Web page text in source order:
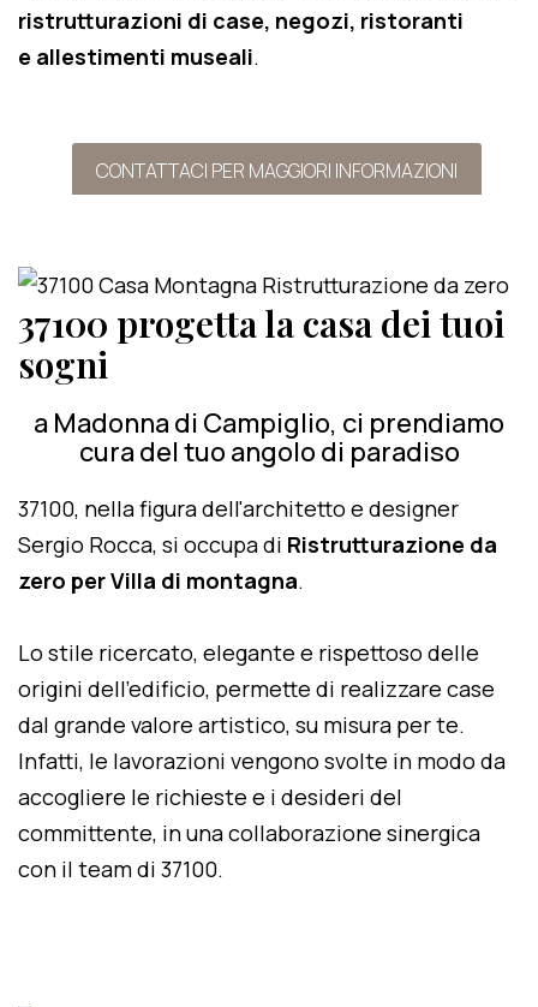
ristrutturazioni di case, negozi, ristoranti
e allestimenti museali.
CONTATTACI PER MAGGIORI INFORMAZIONI
37100 progetta la casa dei tuoi
sogni
a Madonna di Campiglio, ci prendiamo
cura del tuo angolo di paradiso
37100, nella figura dell'architetto e designer
Sergio Rocca, si occupa di Ristrutturazione da
zero per Villa di montagna.
Lo stile ricercato, elegante e rispettoso delle
origini dell'edificio, permette di realizzare case
dal grande valore artistico, su misura per te.
Infatti, le lavorazioni vengono svolte in modo da
accogliere le richieste e i desideri del
committente, in una collaborazione sinergica
con il team di 37100.